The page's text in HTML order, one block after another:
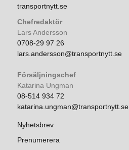
transportnytt.se
Chefredaktör
Lars Andersson
0708-29 97 26
lars.andersson@transportnytt.se
Försäljningschef
Katarina Ungman
08-514 934 72
katarina.ungman@transportnytt.se
Nyhetsbrev
Prenumerera